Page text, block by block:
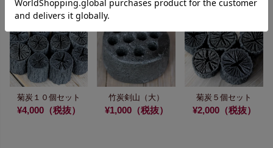
菊炭１０個セット
¥4,000（税抜）
竹炭剣山（大）
¥1,000（税抜）
菊炭５個セット
¥2,000（税抜）